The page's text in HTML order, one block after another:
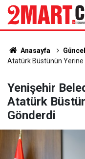
Anasayfa Güncel
Atatürk Büstünün Yerine
Yenişehir
Atatürk
Gönderdi